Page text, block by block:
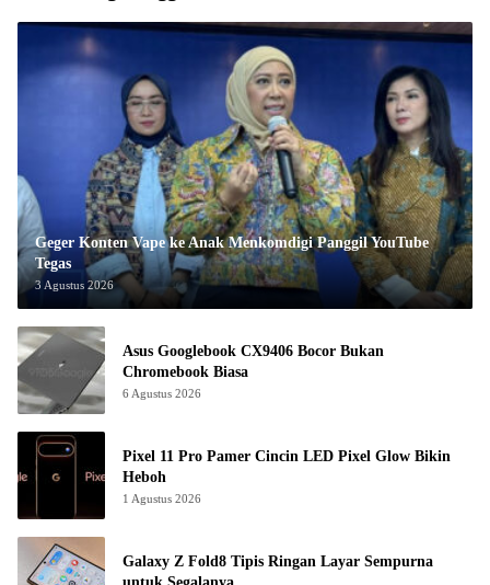
Geger Konten Vape ke Anak Menkomdigi Panggil YouTube
Tegas
3 Agustus 2026
Asus Googlebook CX9406 Bocor Bukan
Chromebook Biasa
6 Agustus 2026
Pixel 11 Pro Pamer Cincin LED Pixel Glow Bikin
Heboh
1 Agustus 2026
Galaxy Z Fold8 Tipis Ringan Layar Sempurna